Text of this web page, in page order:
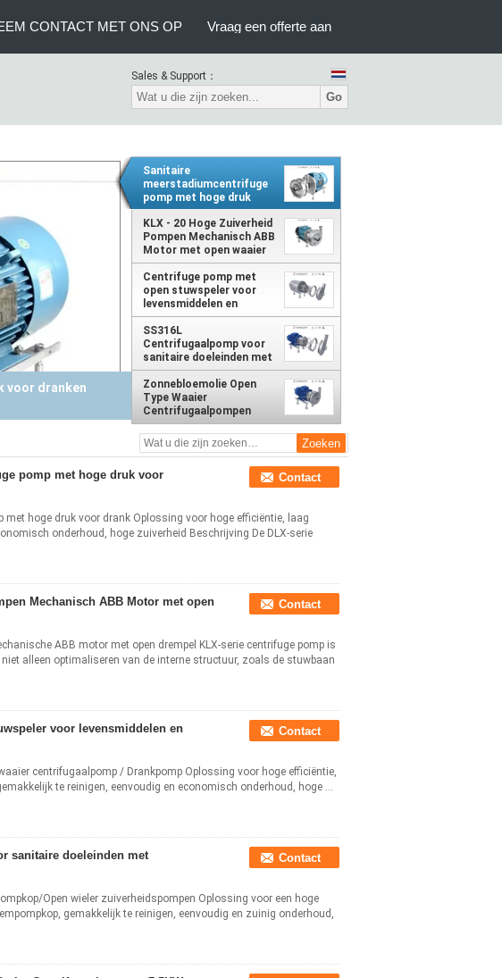
CONTACT MET ONS OP Vraag een offerte aan
Sales & Support：
Go
met open
Sanitaire
meerstadiumcentrifuge
pomp met hoge druk
voor dranken
KLX - 20 Hoge Zuiverheid
Pompen Mechanisch ABB
Motor met open waaier
Centrifuge pomp met
open stuwspeler voor
levensmiddelen en
dranken
SS316L
Centrifugaalpomp voor
sanitaire doeleinden met
klemverbinding
Zonnebloemolie Open
Type Waaier
Centrifugaalpompen
7.5KW
pomp met hoge druk voor
Contact
met hoge druk voor drank Oplossing voor hoge efficiëntie, laag
onderhoud, hoge zuiverheid Beschrijving De DLX-serie
Mechanisch ABB Motor met open
Contact
ABB motor met open drempel KLX-serie centrifuge pomp is
alleen optimaliseren van de interne structuur, zoals de stuwbaan
voor levensmiddelen en
Contact
centrifugaalpomp / Drankpomp Oplossing voor hoge efficiëntie,
te reinigen, eenvoudig en economisch onderhoud, hoge ...
sanitaire doeleinden met
Contact
Open wieler zuiverheidspompen Oplossing voor een hoge
gemakkelijk te reinigen, eenvoudig en zuinig onderhoud,